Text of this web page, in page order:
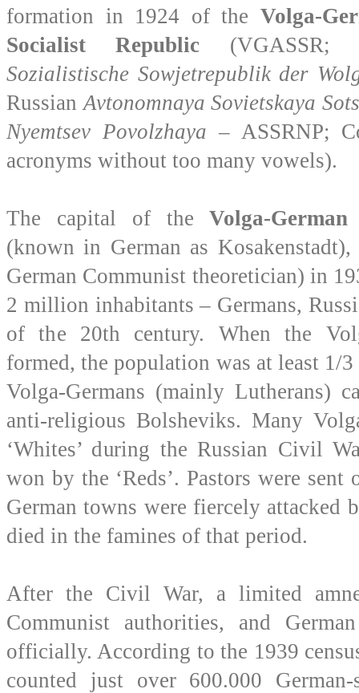
formation in 1924 of the Volga-
Socialist Republic
Sozialistische Sowjetrepublik der
Russian Avtonomnaya Sovietskaya
Nyemtsev Povolzhaya – ASSRNP;
acronyms without too many vowels).
The capital of theVolga-
(known in German as
German Communist theoretician) in
2 million inhabitants – Germans,
of the 20th century. When the
formed, the population was at least 1/
Volga-Germans (mainly Lutherans)
anti-religious Bolsheviks. Many
‘Whites’ during the Russian Civil
won by the ‘Reds’. Pastors were
German towns were fiercely attacked
died in the famines of that period.
After the Civil War, a limited
Communist authorities, and
officially. According to the 1939
counted just over 600.000